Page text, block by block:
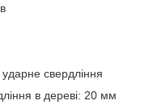
свердління
в дереві: 20 мм